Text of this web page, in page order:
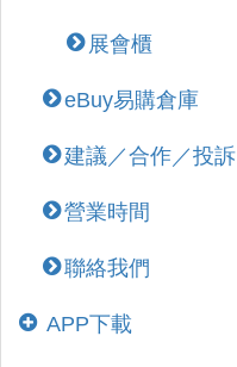
展會櫃
eBuy易購倉庫
建議／合作／投訴
營業時間
聯絡我們
APP下載